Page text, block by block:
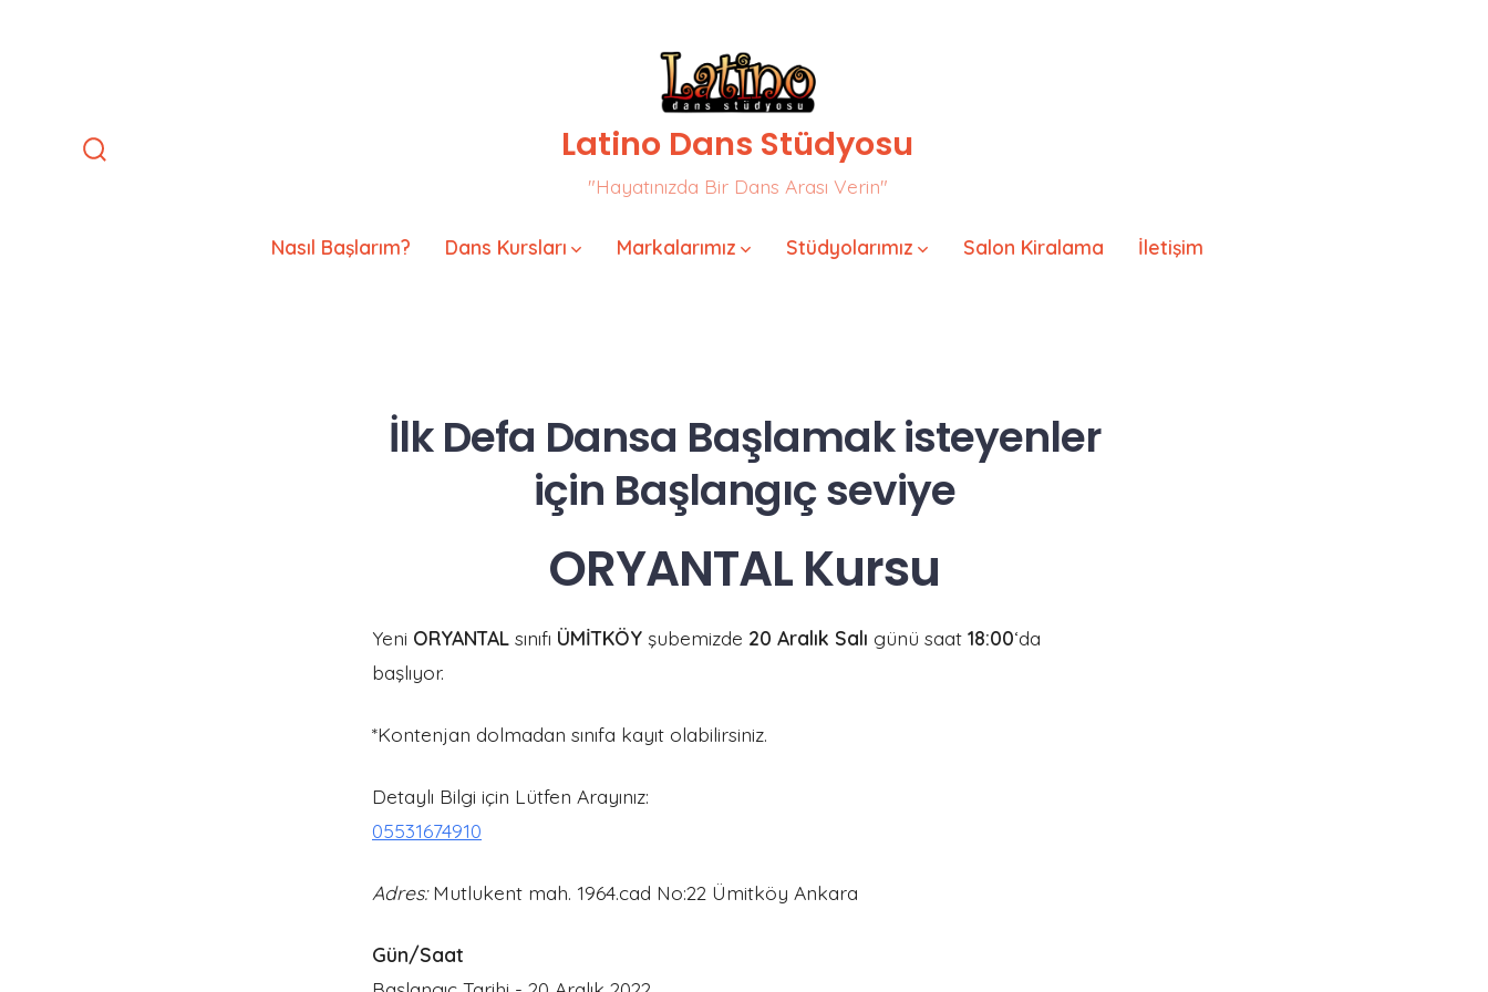
Latino Dans Stüdyosu
"Hayatınızda Bir Dans Arası Verin"
Nasıl Başlarım? Dans Kursları Markalarımız Stüdyolarımız Salon Kiralama İletişim
İlk Defa Dansa Başlamak isteyenler
için Başlangıç seviye
ORYANTAL Kursu
Yeni ORYANTAL sınıfı ÜMİTKÖY şubemizde 20 Aralık Salı günü saat 18:00‘da
başlıyor.
*Kontenjan dolmadan sınıfa kayıt olabilirsiniz.
Detaylı Bilgi için Lütfen Arayınız:
05531674910
Adres:Mutlukent mah. 1964.cad No:22 Ümitköy Ankara
Gün/Saat